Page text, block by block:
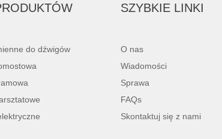
do dźwigów
SZYBKIE LINKI
O nas
Wiadomości
Sprawa
FAQs
Skontaktuj się z nami